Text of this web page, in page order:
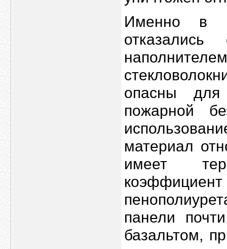
Именно в
опасны для
пожарной
материал
имеет
панели
базальтом,